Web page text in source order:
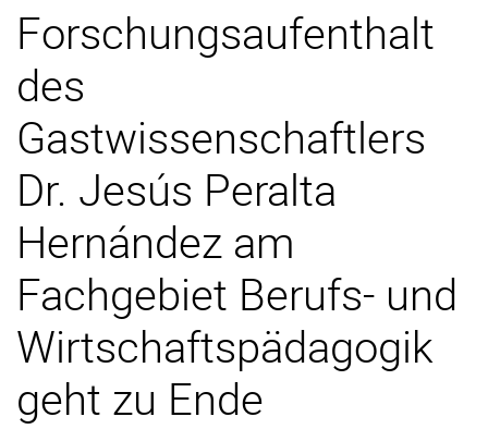
Aktuelles
Termine
Forschungsaufenthalt
des
Gastwissenschaftlers
Dr. Jesús Peralta
Hernández am
Fachgebiet Berufs- und
Wirtschaftspädagogik
geht zu Ende